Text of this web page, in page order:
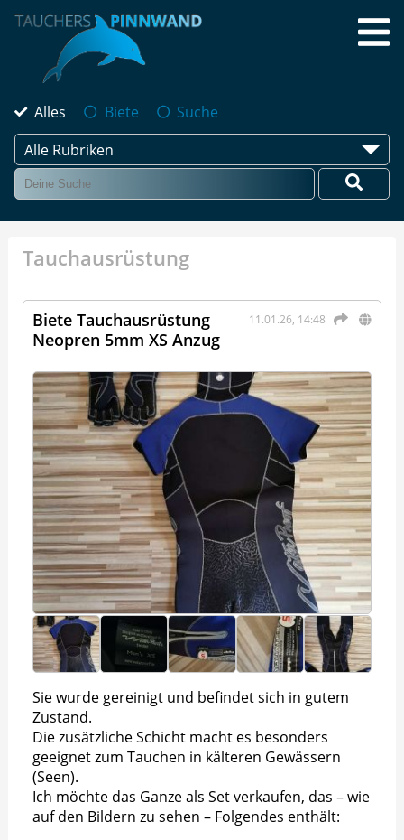
Alles Biete
Suche
Alle Rubriken
Tauchausrüstung
11.01.26, 14:48
Biete Tauchausrüstung
Neopren 5mm XS Anzug
Sie wurde gereinigt und befindet sich in gutem
Zustand.
Die zusätzliche Schicht macht es besonders
geeignet zum Tauchen in kälteren Gewässern
(Seen).
Ich möchte das Ganze als Set verkaufen, das – wie
auf den Bildern zu sehen – Folgendes enthält: